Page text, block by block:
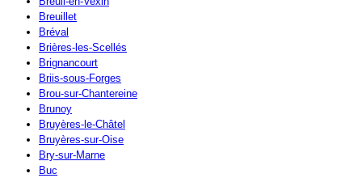
Breuillet
Bréval
Brières-les-Scellés
Brignancourt
Briis-sous-Forges
Brou-sur-Chantereine
Brunoy
Bruyères-le-Châtel
Bruyères-sur-Oise
Bry-sur-Marne
Buc